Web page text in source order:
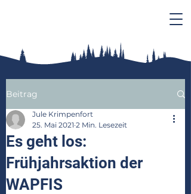
Beitrag
Es geht los:
Frühjahrsaktion der
WAPFIS
Jule Krimpenfort
25. Mai 2021 2 Min. Lesezeit